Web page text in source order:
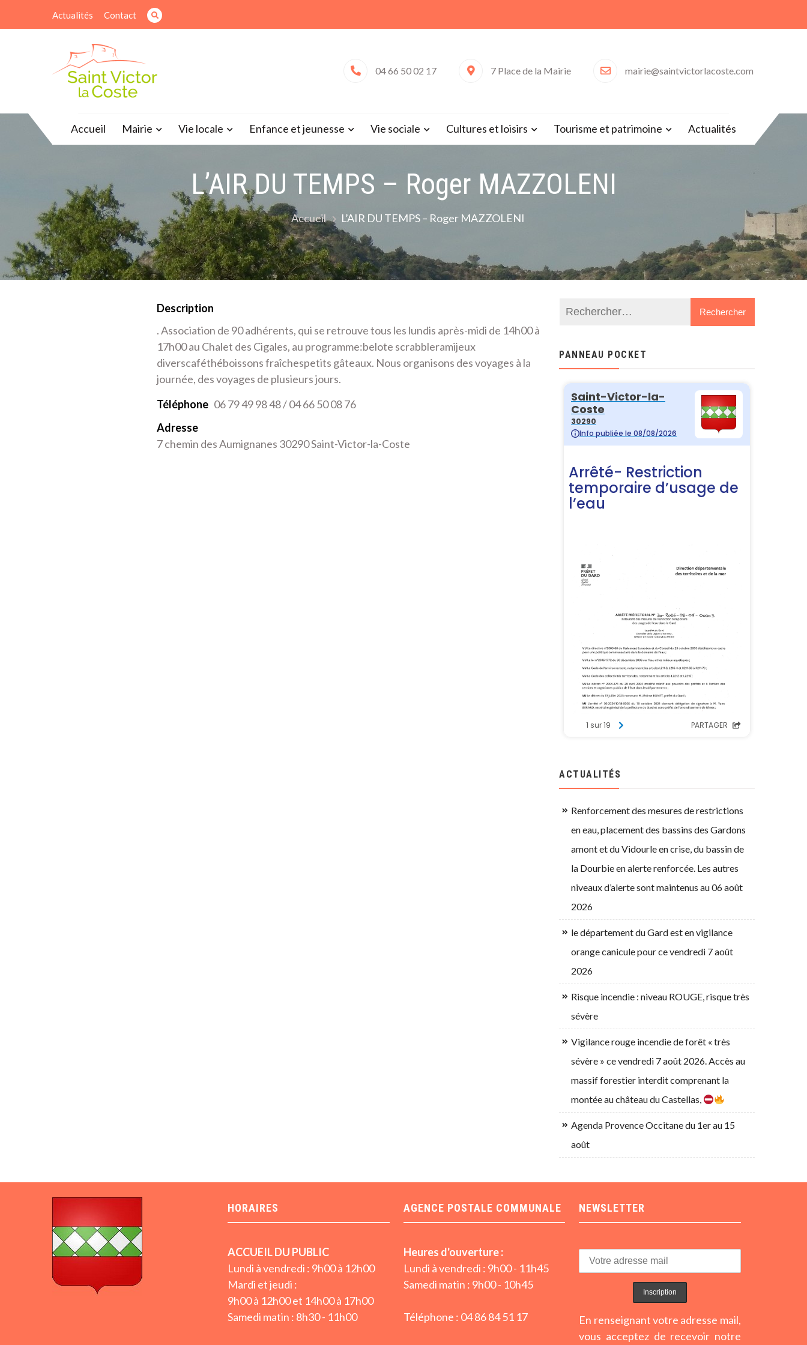
Actualités Contact
04 66 50 02 17 7 Place de la Mairie mairie@saintvictorlacoste.com
Accueil Mairie Vie locale Enfance et jeunesse Vie sociale Cultures et loisirs Tourisme et patrimoine Actualités
L’AIR DU TEMPS – Roger MAZZOLENI
Accueil L’AIR DU TEMPS – Roger MAZZOLENI
Description
. Association de 90 adhérents, qui se retrouve tous les lundis après-midi de 14h00 à
17h00 au Chalet des Cigales, au programme:belote scrabbleramijeux
diverscaféthéboissons fraîchespetits gâteaux. Nous organisons des voyages à la
journée, des voyages de plusieurs jours.
Téléphone 06 79 49 98 48 / 04 66 50 08 76
Adresse
7 chemin des Aumignanes 30290 Saint-Victor-la-Coste
PANNEAU POCKET
ACTUALITÉS
Renforcement des mesures de restrictions
en eau, placement des bassins des Gardons
amont et du Vidourle en crise, du bassin de
la Dourbie en alerte renforcée. Les autres
niveaux d’alerte sont maintenus au 06 août
2026
le département du Gard est en vigilance
orange canicule pour ce vendredi 7 août
2026
Risque incendie : niveau ROUGE, risque très
sévère
Vigilance rouge incendie de forêt « très
sévère » ce vendredi 7 août 2026. Accès au
massif forestier interdit comprenant la
montée au château du Castellas,
Agenda Provence Occitane du 1er au 15
août
HORAIRES
ACCUEIL DU PUBLIC
Lundi à vendredi : 9h00 à 12h00
Mardi et jeudi :
9h00 à 12h00 et 14h00 à 17h00
Samedi matin : 8h30 - 11h00
AGENCE POSTALE COMMUNALE
Heures d'ouverture :
Lundi à vendredi : 9h00 - 11h45
Samedi matin : 9h00 - 10h45
Téléphone : 04 86 84 51 17
NEWSLETTER
En renseignant votre adresse mail,
vous acceptez de recevoir notre